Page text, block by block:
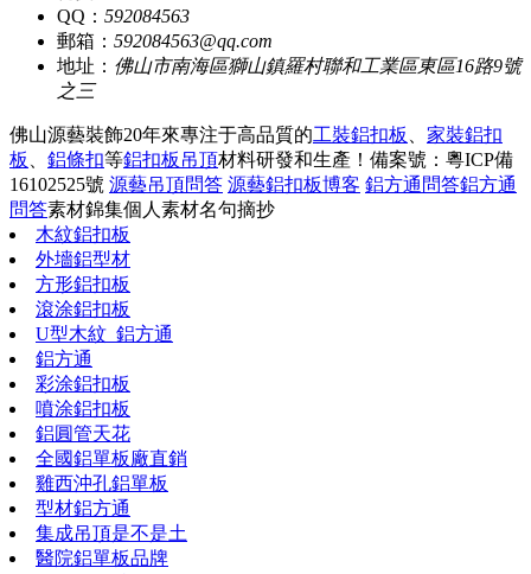
QQ： 592084563
郵箱： 592084563@qq.com
地址： 佛山市南海區獅山鎮羅村聯和工業區東區16路9號
之三
佛山源藝裝飾20年來專注于高品質的工裝鋁扣板 、 家裝鋁扣
板 、 鋁條扣等鋁扣板吊頂材料研發和生產！ 備案號：粵ICP備
16102525號 源藝吊頂問答 源藝鋁扣板博客 鋁方通問答鋁方通
問答素材錦集個人素材名句摘抄
木紋鋁扣板
外墻鋁型材
方形鋁扣板
滾涂鋁扣板
U型木紋_鋁方通
鋁方通
彩涂鋁扣板
噴涂鋁扣板
鋁圓管天花
全國鋁單板廠直銷
雞西沖孔鋁單板
型材鋁方通
集成吊頂是不是土
醫院鋁單板品牌